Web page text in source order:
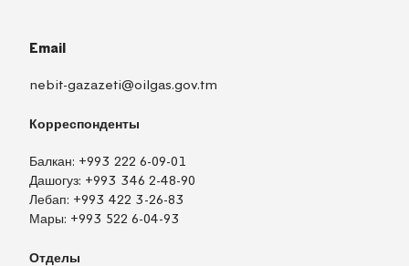
Email
nebit-gazazeti@oilgas.gov.tm
Корреспонденты
Балкан: +993 222 6-09-01
Дашогуз: +993 346 2-48-90
Лебап: +993 422 3-26-83
Мары: +993 522 6-04-93
Отделы